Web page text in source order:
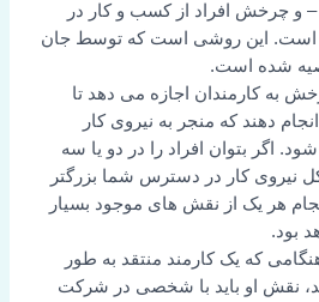
و چرخش افراد از کسب و کار در
است. این روشی است که توسط جان
شده است.
به کارمندان اجازه می دهد تا
دهند که منجر به نیروی کار
اگر بتوان افراد را در دو یا سه
نیروی کار در دسترس شما بزرگتر
هر یک از نقش های موجود بسیار
بود.
که یک کارمند منتقد به طور
نقش او باید با شخصی در شرکت